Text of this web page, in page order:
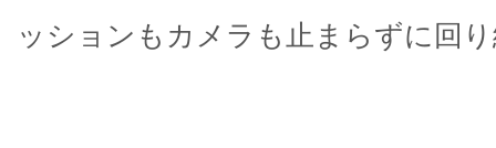
ッションもカメラも止まらずに回